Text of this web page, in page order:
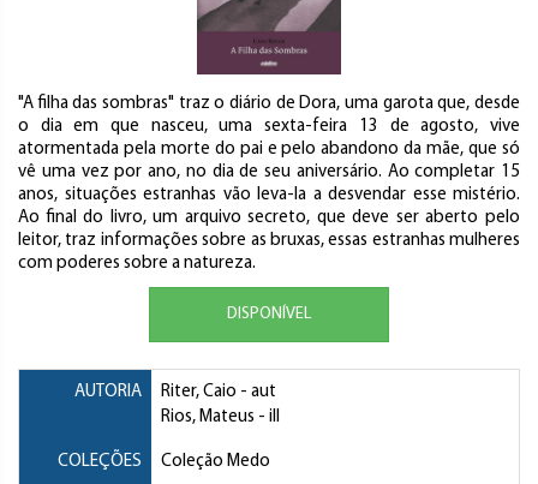
"A filha das sombras" traz o diário de Dora, uma garota que, desde
o dia em que nasceu, uma sexta-feira 13 de agosto, vive
atormentada pela morte do pai e pelo abandono da mãe, que só
vê uma vez por ano, no dia de seu aniversário. Ao completar 15
anos, situações estranhas vão leva-la a desvendar esse mistério.
Ao final do livro, um arquivo secreto, que deve ser aberto pelo
leitor, traz informações sobre as bruxas, essas estranhas mulheres
com poderes sobre a natureza.
DISPONÍVEL
AUTORIA Riter, Caio - aut
Rios, Mateus - ill
COLEÇÕES Coleção Medo